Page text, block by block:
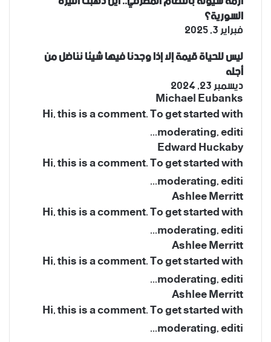
السورية؟
فبراير 3, 2025
ليس للحياة قيمة إلا إذا وجدنا فيها شيئا نناضل من
أجله
ديسمبر 23, 2024
Michael Eubanks
Hi, this is a comment. To get started with
moderating, editi...
Edward Huckaby
Hi, this is a comment. To get started with
moderating, editi...
Ashlee Merritt
Hi, this is a comment. To get started with
moderating, editi...
Ashlee Merritt
Hi, this is a comment. To get started with
moderating, editi...
Ashlee Merritt
Hi, this is a comment. To get started with
moderating, editi...